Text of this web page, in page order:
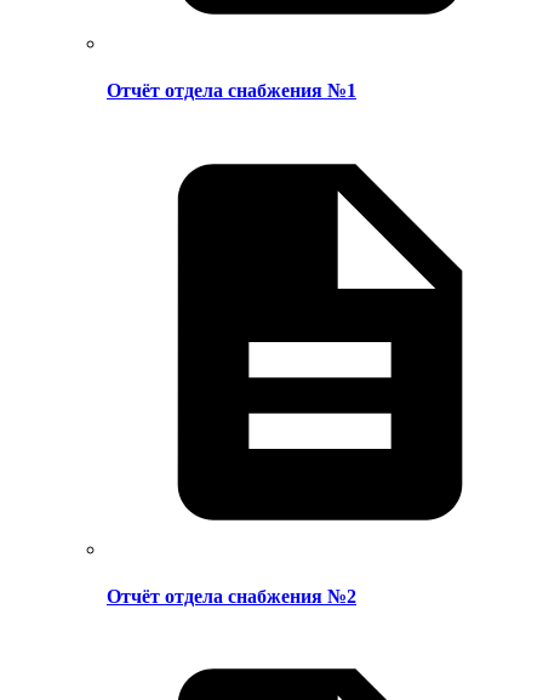
Отчёт отдела снабжения №1
Отчёт отдела снабжения №2